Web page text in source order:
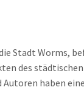
Stadt Worms,
des städtischen
haben